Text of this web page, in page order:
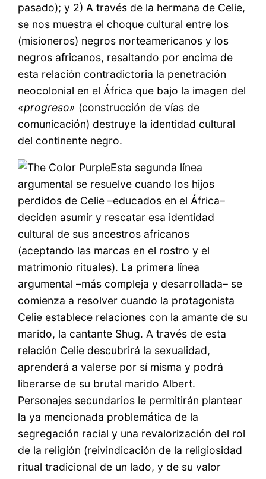
pasado); y 2) A través de la hermana de Celie,
se nos muestra el choque cultural entre los
(misioneros) negros norteamericanos y los
negros africanos, resaltando por encima de
esta relación contradictoria la penetración
neocolonial en el África que bajo la imagen del
«progreso» (construcción de vías de
comunicación) destruye la identidad cultural
del continente negro.
Esta segunda línea
argumental se resuelve cuando los hijos
perdidos de Celie –educados en el África–
deciden asumir y rescatar esa identidad
cultural de sus ancestros africanos
(aceptando las marcas en el rostro y el
matrimonio rituales). La primera línea
argumental –más compleja y desarrollada– se
comienza a resolver cuando la protagonista
Celie establece relaciones con la amante de su
marido, la cantante Shug. A través de esta
relación Celie descubrirá la sexualidad,
aprenderá a valerse por sí misma y podrá
liberarse de su brutal marido Albert.
Personajes secundarios le permitirán plantear
la ya mencionada problemática de la
segregación racial y una revalorización del rol
de la religión (reivindicación de la religiosidad
ritual tradicional de un lado, y de su valor